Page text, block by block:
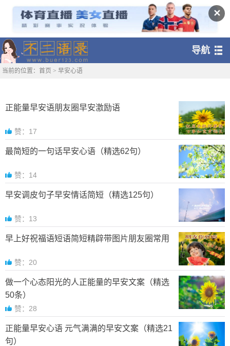
✕
导航
当前的位置：首页 >早安心语
正能量早安语朋友圈早安激励语
赞：17
最简短的一句话早安心语（精选62句）
赞：14
早安调皮句子早安情话简短（精选125句）
赞：13
早上好祝福语短语简短精辟带图片朋友圈常用
赞：20
做一个心态阳光的人正能量的早安文案（精选
50条）
赞：28
正能量早安心语 元气满满的早安文案（精选21
句）